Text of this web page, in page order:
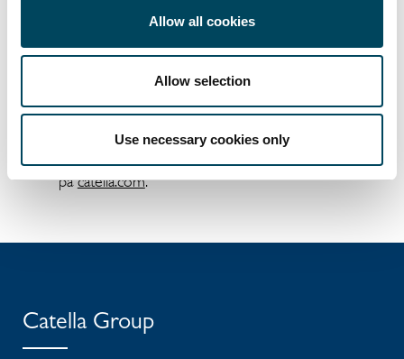
Allow all cookies
Allow selection
Use necessary cookies only
med verksamhet i 12 länder. Koncernen har
över 13 miljarder euro i förvaltat kapital.
Catella är noterat på Nasdaq Stockholm
påcatella.com.
Catella Group